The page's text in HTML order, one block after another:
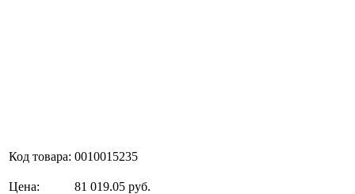
Код товара: 0010015235
Цена: 81 019.05 руб.